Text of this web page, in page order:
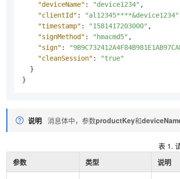
"deviceName" : "device1234" ,
"clientId" : "al12345****&device1234"
"timestamp" : "1581417203000" ,
"signMethod" : "hmacmd5" ,
"sign" :
"cleanSession" :
"true"
}
}
说明 消息体中，参数productKey和
表 1.
参数
类型 说明